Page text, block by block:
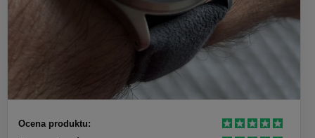
Ocena produktu: